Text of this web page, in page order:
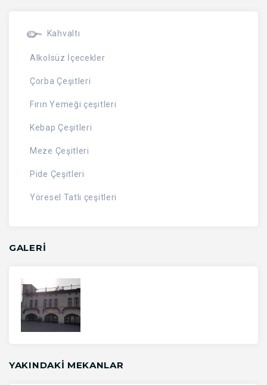
Kahvaltı
Alkolsüz İçecekler
Çorba Çeşitleri
Fırın Yemeği çeşitleri
Kebap Çeşitleri
Meze Çeşitleri
Pide Çeşitleri
Yöresel Tatlı çeşitleri
GALERİ
YAKINDAKI MEKANLAR